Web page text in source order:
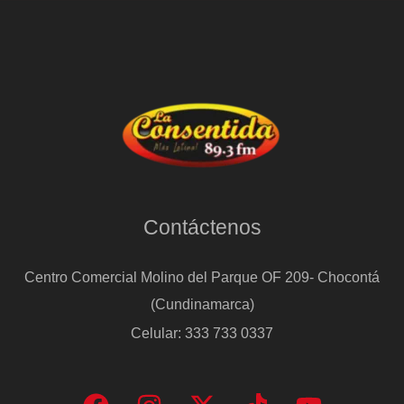
Contáctenos
Centro Comercial Molino del Parque OF 209- Chocontá
(Cundinamarca)
Celular: 333 733 0337